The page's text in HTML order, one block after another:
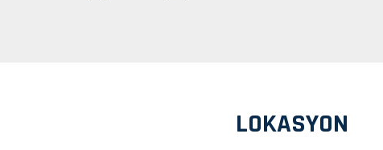
LOKASYON